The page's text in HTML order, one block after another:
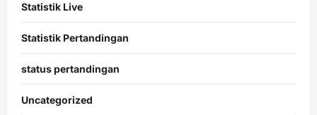
Statistik Live
Statistik Pertandingan
status pertandingan
Uncategorized